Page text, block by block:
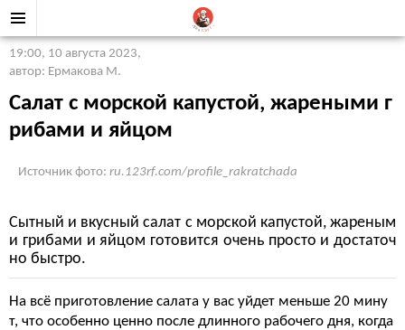
19:00, 10 августа 2023,
автор: Ермакова М.
Салат с морской капустой, жареными г
рибами и яйцом
Источник фото: ru.123rf.com/profile_rakratchada
Сытный и вкусный салат с морской капустой, жареным
и грибами и яйцом готовится очень просто и достаточ
но быстро.
На всё приготовление салата у вас уйдет меньше 20 мину
т, что особенно ценно после длинного рабочего дня, когда